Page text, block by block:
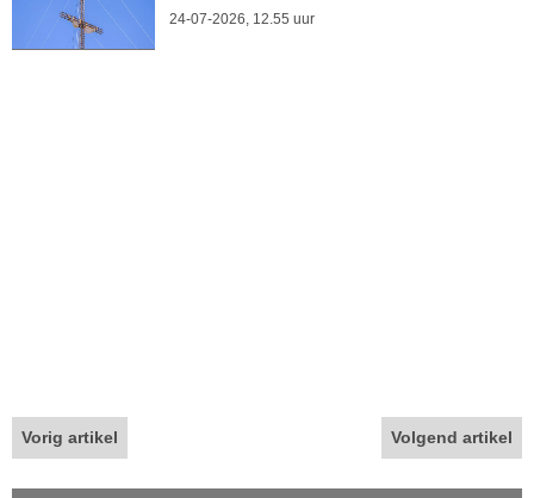
24-07-2026, 12.55 uur
Vorig artikel Volgend artikel